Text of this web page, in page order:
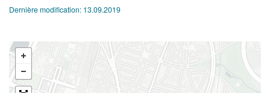
Dernière modification: 13.09.2019